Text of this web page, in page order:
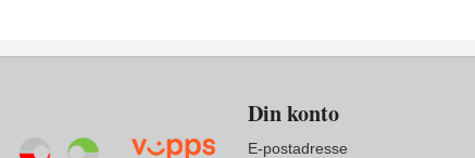
Din konto
E-postadresse